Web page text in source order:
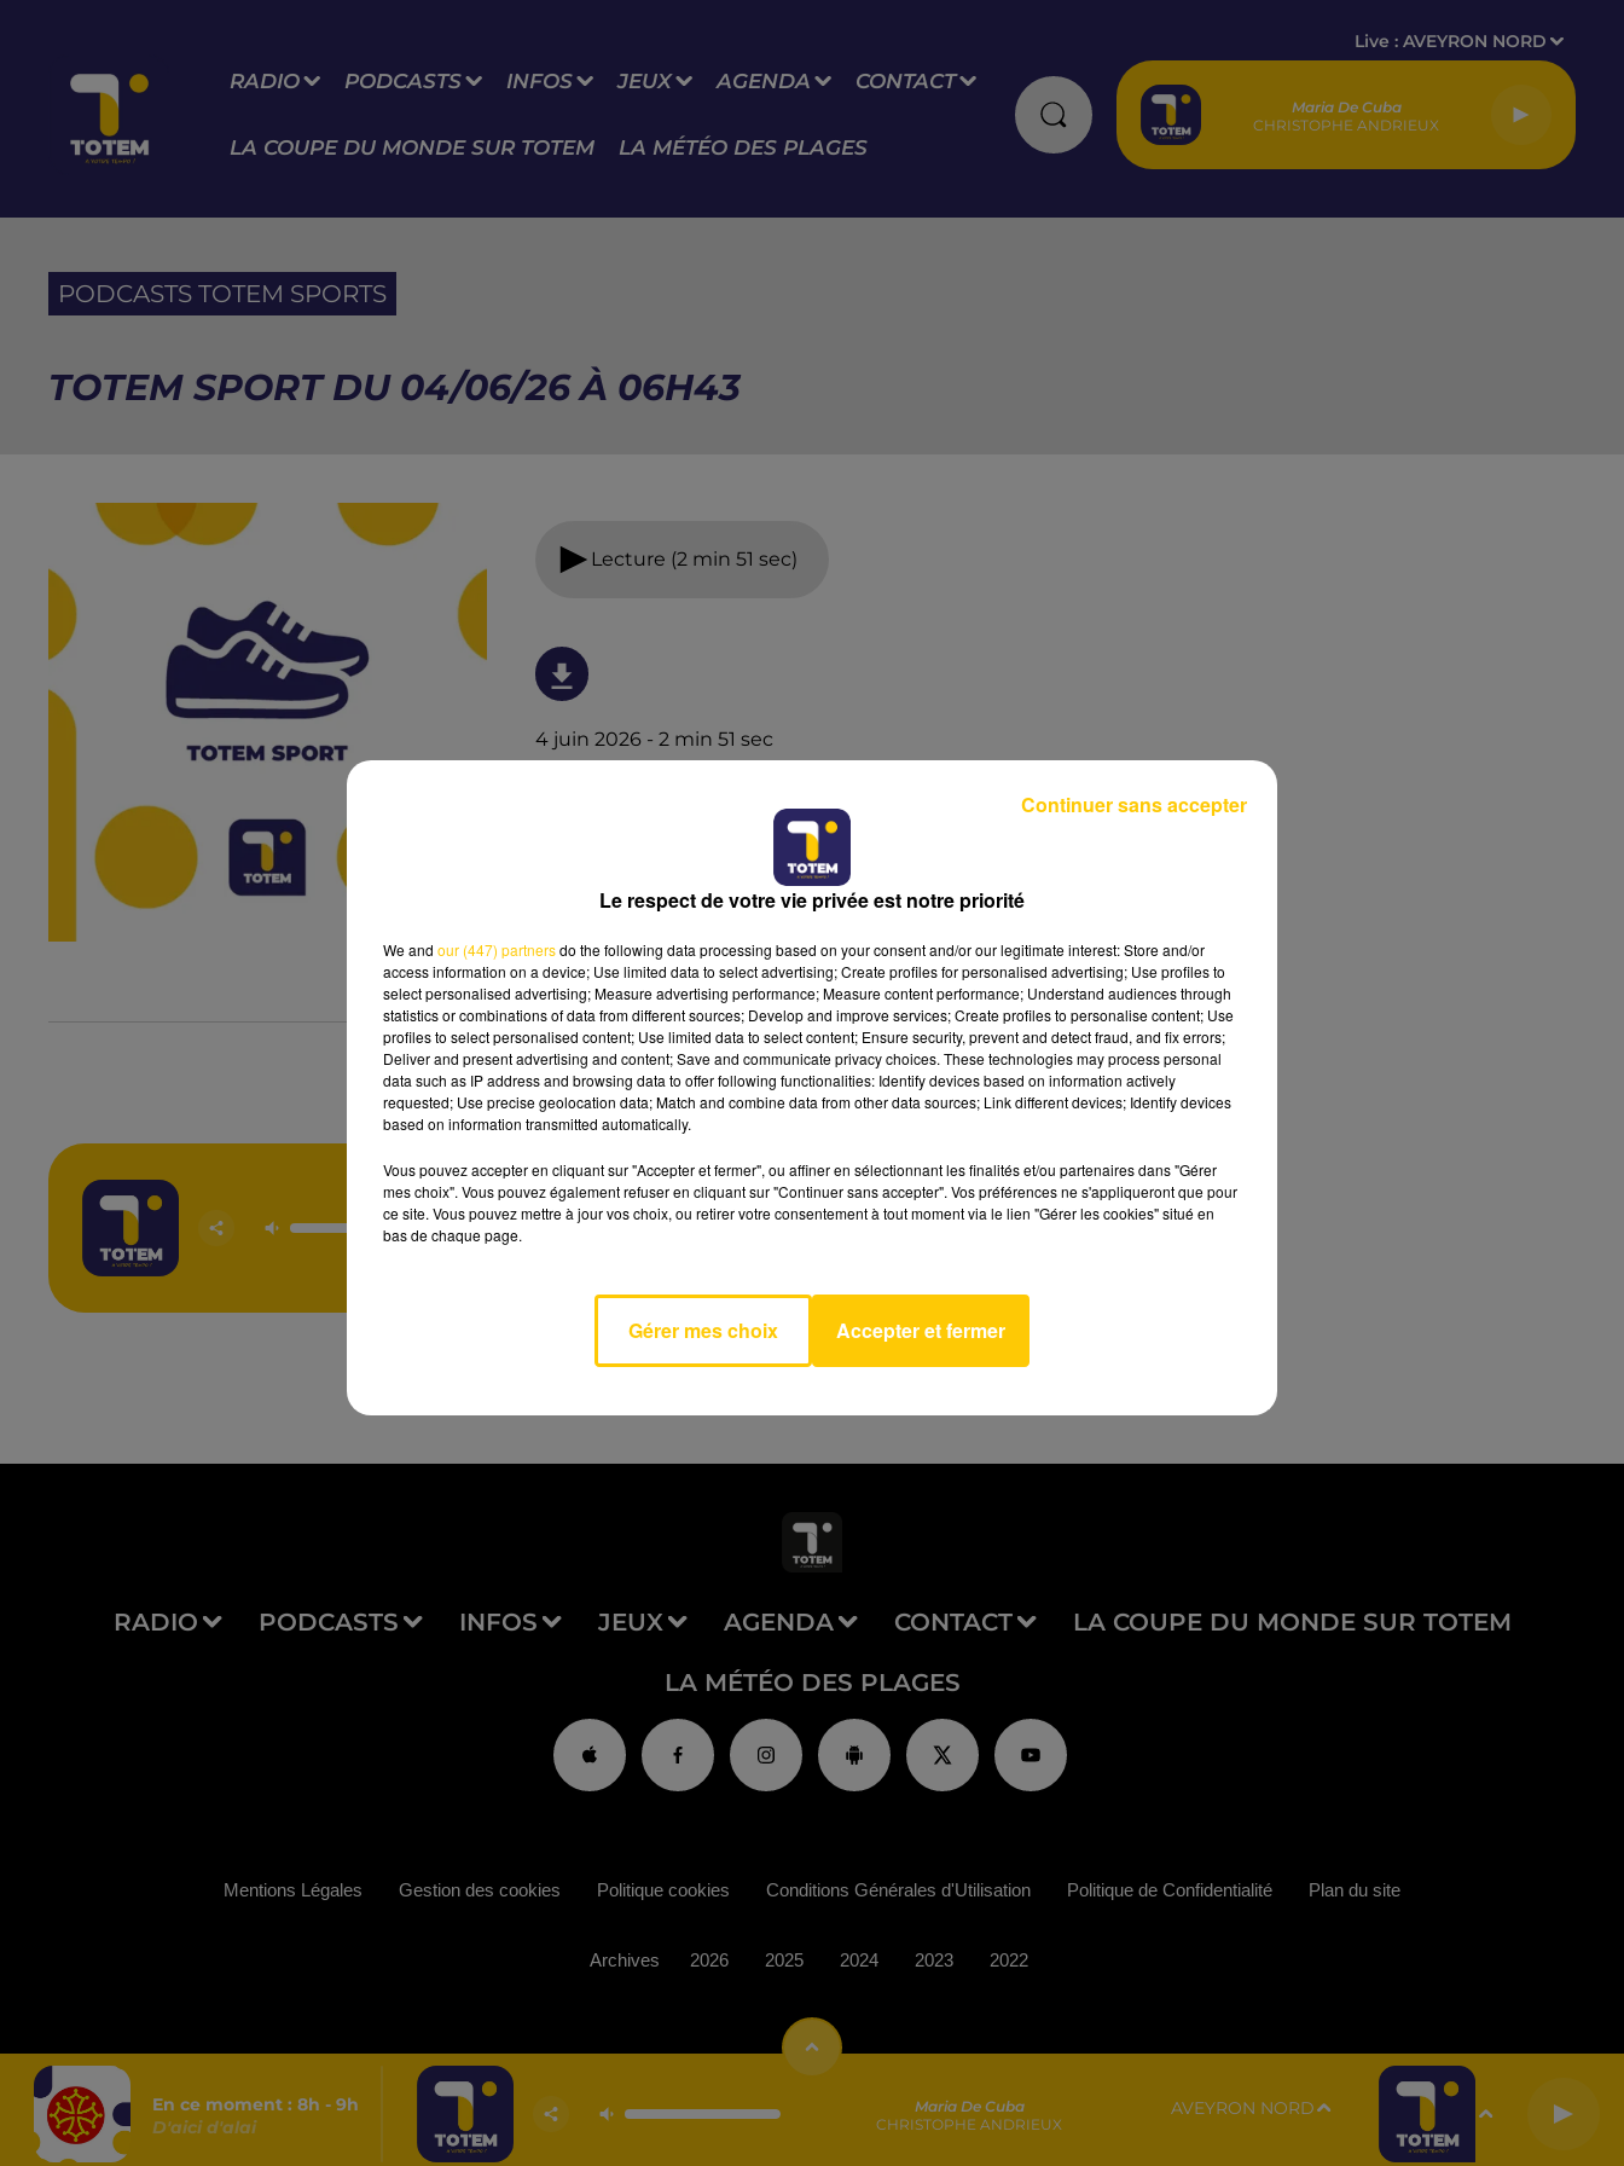
RADIO PODCASTS INFOS JEUX AGENDA CONTACT
LA COUPE DU MONDE SUR TOTEM LA MÉTÉO DES PLAGES
Live :AVEYRON NORD
Maria De Cuba
CHRISTOPHE ANDRIEUX
PODCASTS TOTEM SPORTS
TOTEM SPORT DU 04/06/26 À 06H43
Lecture (2 min 51 sec)
4 juin 2026 - 2 min 51 sec
L'actualité sportive vue de nos régions. Présenté par
Maria De Cuba
CHRISTOPHE
ANDRIEUX
AVEYRON NORD
RADIO PODCASTS INFOS JEUX AGENDA CONTACT LA COUPE DU MONDE SUR TOTEM
LA MÉTÉO DES PLAGES
En ce moment : 8h - 9h
D'aici d'alai
Maria De Cuba
CHRISTOPHE ANDRIEUX
AVEYRON NORD
Mentions Légales Gestion des cookies Politique cookies Conditions Générales d'Utilisation Politique de Confidentialité Plan du site
Archives 2026 2025 2024 2023 2022
Le respect de votre vie privée est notre priorité
We and our (447) partnersdo the following data processing based on your consent and/or our legitimate interest: Store and/or
access information on a device; Use limited data to select advertising; Create profiles for personalised advertising; Use profiles to
select personalised advertising; Measure advertising performance; Measure content performance; Understand audiences through
statistics or combinations of data from different sources; Develop and improve services; Create profiles to personalise content; Use
profiles to select personalised content; Use limited data to select content; Ensure security, prevent and detect fraud, and fix errors;
Deliver and present advertising and content; Save and communicate privacy choices. These technologies may process personal
data such as IP address and browsing data to offer following functionalities: Identify devices based on information actively
requested; Use precise geolocation data; Match and combine data from other data sources; Link different devices; Identify devices
based on information transmitted automatically.
Vous pouvez accepter en cliquant sur "Accepter et fermer", ou affiner en sélectionnant les finalités et/ou partenaires dans "Gérer
mes choix". Vous pouvez également refuser en cliquant sur "Continuer sans accepter". Vos préférences ne s'appliqueront que pour
ce site. Vous pouvez mettre à jour vos choix, ou retirer votre consentement à tout moment via le lien "Gérer les cookies" situé en
bas de chaque page.
Gérer mes choix Accepter et fermer
Continuer sans accepter